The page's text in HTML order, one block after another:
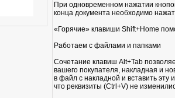
При одновременном нажатии
конца документа необходимо
«Горячие» клавиши Shift+Home
Работаем с файлами и папками
Сочетание клавиш Alt+Tab
вашего покупателя, накладная и
в файл с накладной и вставить
что реквизиты (Ctrl+V) не